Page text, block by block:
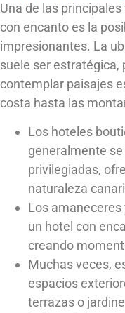
Una de las
con encanto es la
impresionantes. La
suele ser estratégica,
contemplar paisajes
costa hasta las
Los hoteles
generalmente
privilegiadas,
naturaleza
Los
un hotel con
creando
Muchas veces,
espacios
terrazas o